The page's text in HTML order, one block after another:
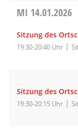
MI 14.01.2026
Sitzung des
19:30-20:40 Uhr
Sitzung des
19:30-20:15 Uhr